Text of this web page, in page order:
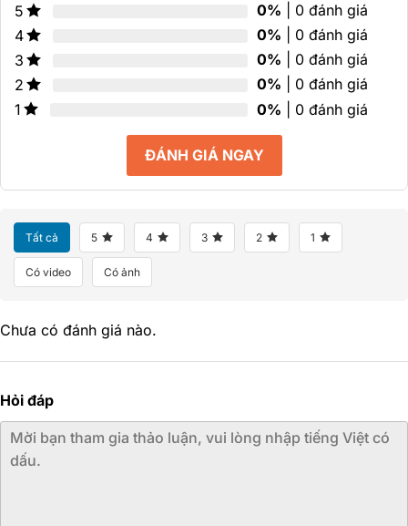
5 0% | 0 đánh giá
4
0% | 0 đánh giá
3
0% | 0 đánh giá
2
0% | 0 đánh giá
1
0% | 0 đánh giá
ĐÁNH GIÁ NGAY
Tất cả 5 4 3 2 1
Có video Có ảnh
Chưa có đánh giá nào.
Hỏi đáp